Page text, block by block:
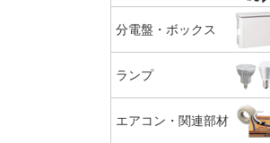
分電盤・ボックス
ランプ
エアコン・関連部材